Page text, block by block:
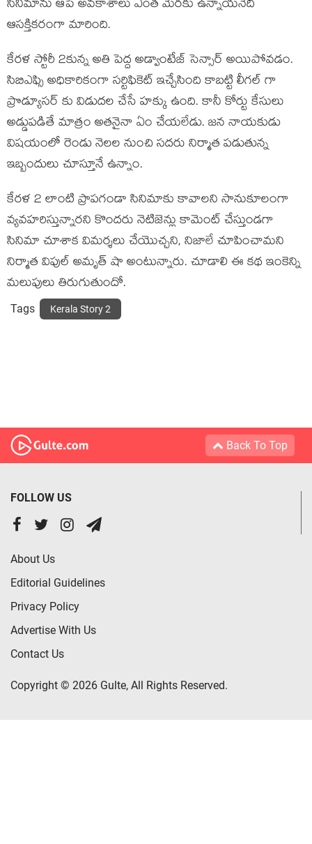
సినిమాను ఆపే అవకాశాలు ఎంత మేరకు ఉన్నాయనేది
ఆసక్తికరంగా మారింది.
కేరళ స్టోరీ 2కున్న అతి పెద్ద అడ్వాంటేజ్ సెన్సార్ అయిపోవడం.
సిబిఎఫ్సి అధికారికంగా సర్టిఫికెట్ ఇచ్చేసింది కాబట్టి లీగల్ గా
ప్రొడ్యూసర్ కు విడుదల చేసే హక్కు ఉంది. కానీ కోర్టు కేసులు
అడ్డుపడితే మాత్రం అతనైనా ఏం చేయలేడు. జన నాయకుడు
విషయంలో రెండు నెలల నుంచి సదరు నిర్మాత పడుతున్న
ఇబ్బందులు చూస్తూనే ఉన్నాం.
కేరళ 2 లాంటి ప్రాపగండా సినిమాకు కావాలని సానుకూలంగా
వ్యవహరిస్తున్నారని కొందరు నెటిజెన్లు కామెంట్ చేస్తుండగా
సినిమా చూశాక విమర్శలు చేయొచ్చని, నిజాలే చూపించామని
నిర్మాత విపుల్ అమృత్ షా అంటున్నారు. చూడాలి ఈ కథ ఇంకెన్ని
మలుపులు తిరుగుతుందో.
Tags Kerala Story 2
Back To Top
FOLLOW US
About Us
Editorial Guidelines
Privacy Policy
Advertise With Us
Contact Us
Copyright © 2026 Gulte, All Rights Reserved.